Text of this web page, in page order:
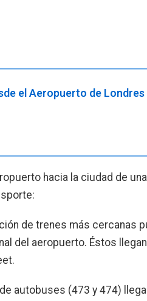
el Aeropuerto de
hacia la ciudad de
de trenes más cercanas
del aeropuerto. Éstos
autobuses (473 y 474)